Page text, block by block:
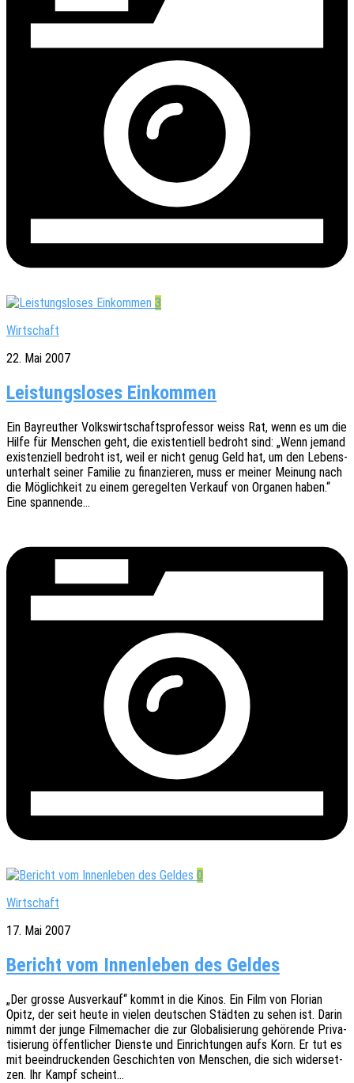
3
Wirtschaft
22. Mai 2007
Leistungsloses Einkommen
Ein Bayreu­ther Volks­wirt­schafts­pro­fes­sor weiss Rat, wenn es um die
Hilfe für Menschen geht, die exis­ten­ti­ell bedroht sind: „Wenn jemand
exis­ten­zi­ell bedroht ist, weil er nicht genug Geld hat, um den Lebens­
un­ter­halt seiner Fami­lie zu finan­zie­ren, muss er meiner Meinung nach
die Möglich­keit zu einem gere­gel­ten Verkauf von Orga­nen haben.“
Eine spannende…
0
Wirtschaft
17. Mai 2007
Bericht vom Innenleben des Geldes
„Der grosse Ausver­kauf“ kommt in die Kinos. Ein Film von Flori­an
Opitz, der seit heute in vielen deut­schen Städ­ten zu sehen ist. Darin
nimmt der junge Filme­ma­cher die zur Globa­li­sie­rung gehö­ren­de Priva­
ti­sie­rung öffent­li­cher Diens­te und Einrich­tun­gen aufs Korn. Er tut es
mit beein­dru­cken­den Geschich­ten von Menschen, die sich wider­set­
zen. Ihr Kampf scheint…